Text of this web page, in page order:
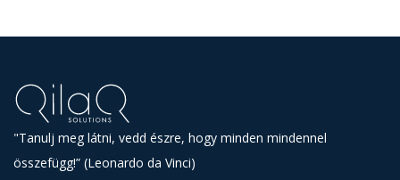
"Tanulj meg látni, vedd észre, hogy minden mindennel
összefügg!” (Leonardo da Vinci)